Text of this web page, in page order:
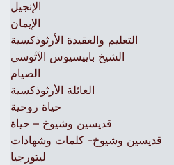
الإنجيل
الإيمان
التعليم والعقيدة الأرثوذكسية
الشيخ باييسيوس الآثوسي
الصيام
العائلة الأرثوذكسية
حياة روحية
قديسين وشيوخ – حياة
قديسين وشيوخ- كلمات وشهادات
ليتورجيا